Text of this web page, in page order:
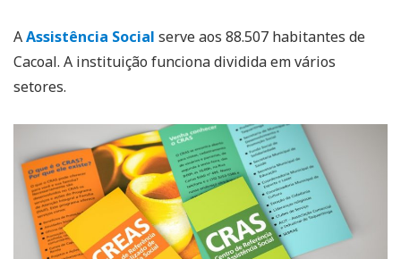
AAssistência Social serve aos 88.507 habitantes de
Cacoal. A instituição funciona dividida em vários
setores.